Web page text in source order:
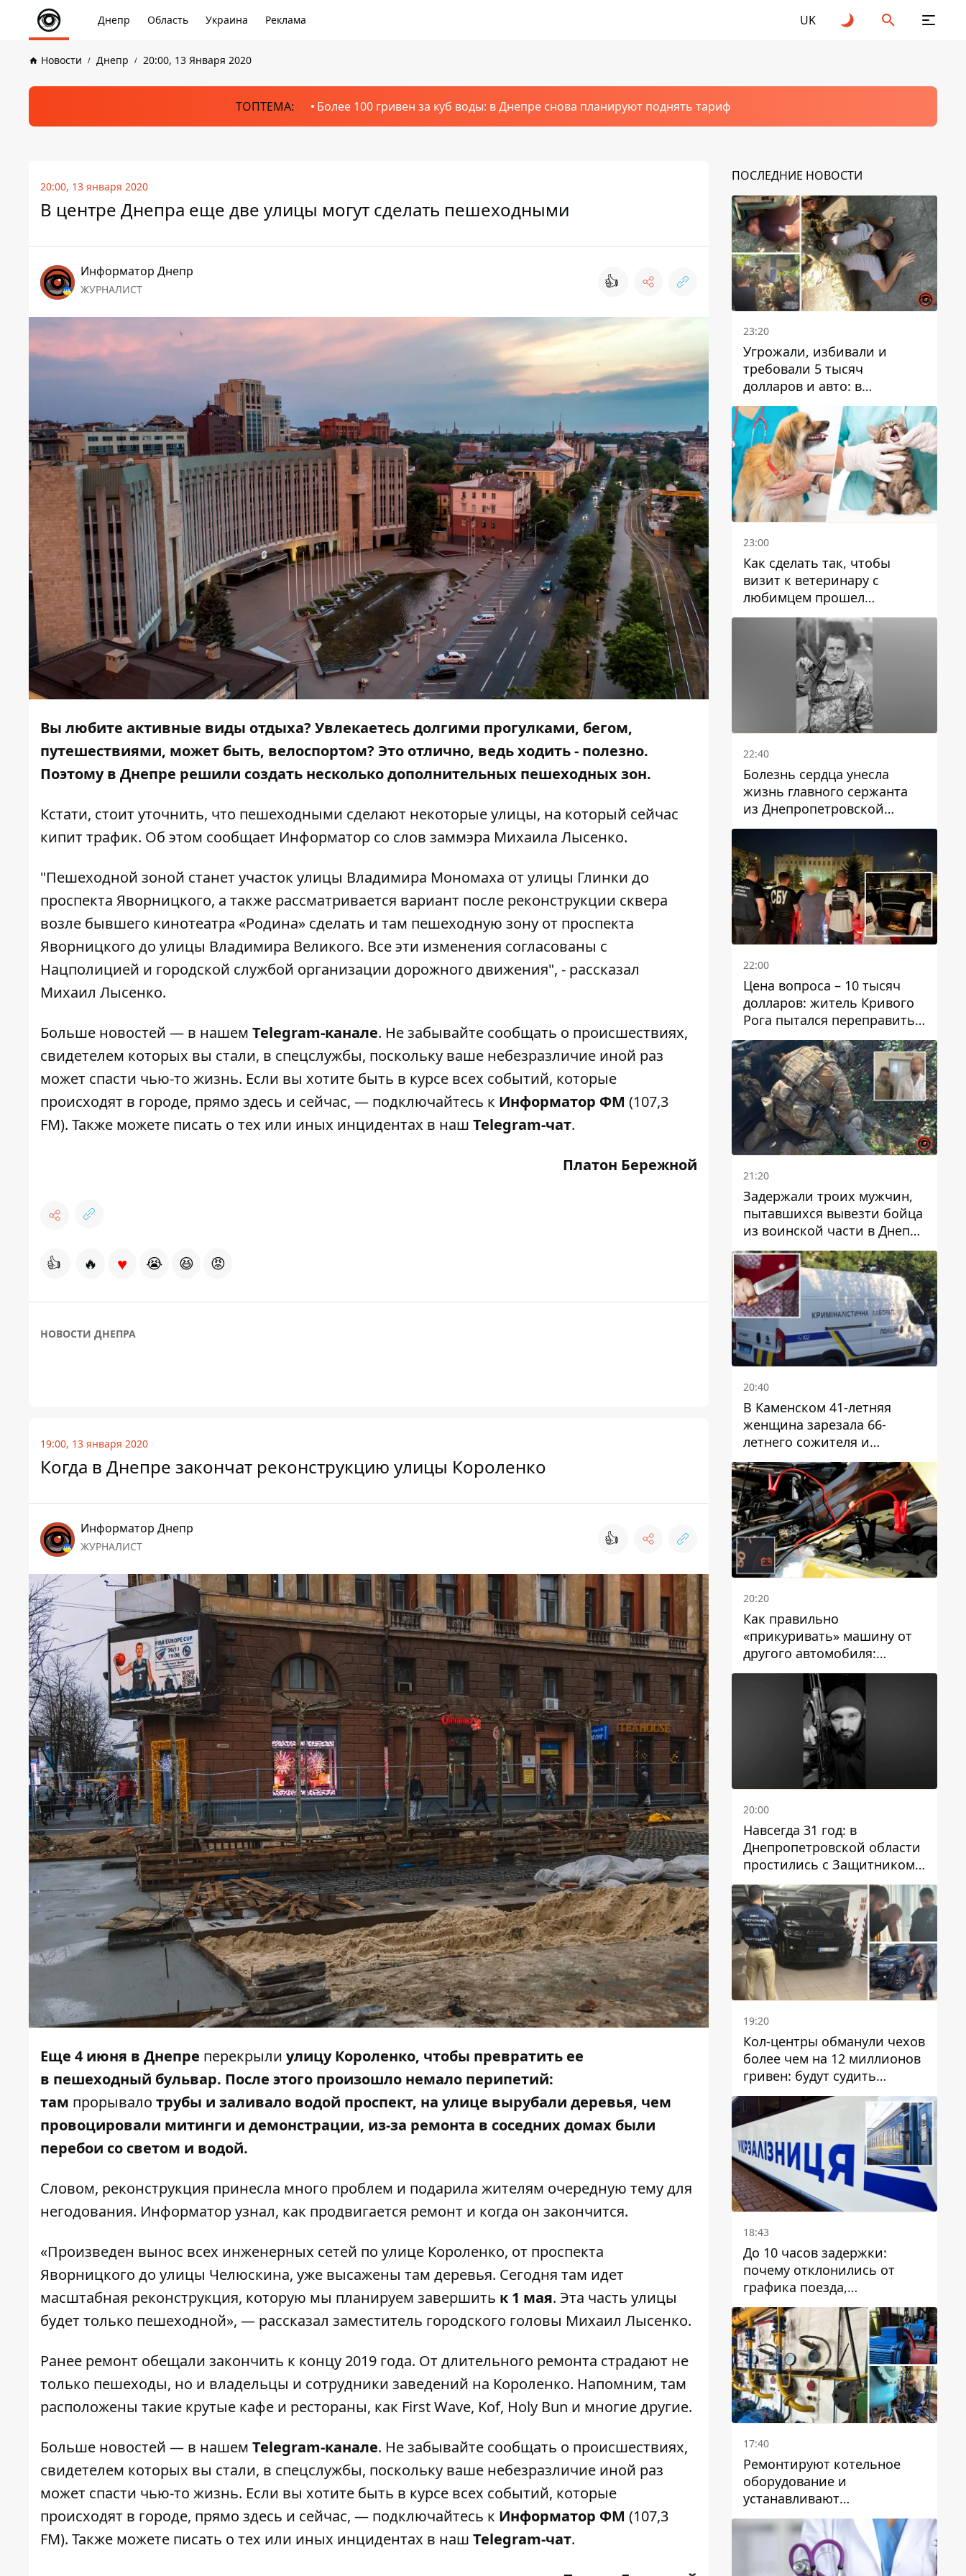
Днепр Область Украина Реклама UK
Новости Днепр 20:00, 13 Января 2020
ТОПТЕМА: Более 100 гривен за куб воды: в Днепре снова планируют поднять тариф
20:00, 13 января 2020
В центре Днепра еще две улицы могут сделать пешеходными
Информатор Днепр
ЖУРНАЛИСТ 👍
Вы любите активные виды отдыха? Увлекаетесь долгими прогулками, бегом,
путешествиями, может быть, велоспортом? Это отлично, ведь ходить - полезно.
Поэтому в Днепре решили создать несколько дополнительных пешеходных зон.
Кстати, стоит уточнить, что пешеходными сделают некоторые улицы, на который сейчас
кипит трафик. Об этом сообщает Информатор со слов заммэра Михаила Лысенко.
"Пешеходной зоной станет участок улицы Владимира Мономаха от улицы Глинки до
проспекта Яворницкого, а также рассматривается вариант после реконструкции сквера
возле бывшего кинотеатра «Родина» сделать и там пешеходную зону от проспекта
Яворницкого до улицы Владимира Великого. Все эти изменения согласованы с
Нацполицией и городской службой организации дорожного движения", - рассказал
Михаил Лысенко.
Больше новостей — в нашем Telegram-канале. Не забывайте сообщать о происшествиях,
свидетелем которых вы стали, в спецслужбы, поскольку ваше небезразличие иной раз
может спасти чью-то жизнь. Если вы хотите быть в курсе всех событий, которые
происходят в городе, прямо здесь и сейчас, — подключайтесь к Информатор ФМ (107,3
FM). Также можете писать о тех или иных инцидентах в наш Telegram-чат.
Платон Бережной
👍 🔥 ♥ 😭 😆 😡
НОВОСТИ ДНЕПРА
19:00, 13 января 2020
Когда в Днепре закончат реконструкцию улицы Короленко
Информатор Днепр
ЖУРНАЛИСТ 👍
Еще 4 июня в Днепре перекрыли улицу Короленко, чтобы превратить ее
в пешеходный бульвар. После этого произошло немало перипетий:
там прорывало трубы и заливало водой проспект, на улице вырубали деревья, чем
провоцировали митинги и демонстрации, из-за ремонта в соседних домах были
перебои со светом и водой.
Словом, реконструкция принесла много проблем и подарила жителям очередную тему для
негодования. Информаторузнал, как продвигается ремонт и когда он закончится.
«Произведен вынос всех инженерных сетей по улице Короленко, от проспекта
Яворницкого до улицы Челюскина, уже высажены там деревья. Сегодня там идет
масштабная реконструкция, которую мы планируем завершить к 1 мая. Эта часть улицы
будет только пешеходной», — рассказал заместитель городского головы Михаил Лысенко.
Ранее ремонт обещали закончить к концу 2019 года. От длительного ремонта страдают не
только пешеходы, но и владельцы и сотрудники заведений на Короленко. Напомним, там
расположены такие крутые кафе и рестораны, как First Wave, Kof, Holy Bun и многие другие.
Больше новостей — в нашем Telegram-канале. Не забывайте сообщать о происшествиях,
свидетелем которых вы стали, в спецслужбы, поскольку ваше небезразличие иной раз
может спасти чью-то жизнь. Если вы хотите быть в курсе всех событий, которые
происходят в городе, прямо здесь и сейчас, — подключайтесь к Информатор ФМ (107,3
FM). Также можете писать о тех или иных инцидентах в наш Telegram-чат.
ПОСЛЕДНИЕ НОВОСТИ
23:20
Угрожали, избивали и
требовали 5 тысяч
долларов и авто: в
Павлограде задержали двух
мужчин
23:00
Как сделать так, чтобы
визит к ветеринару с
любимцем прошел
спокойно: простые советы
22:40
Болезнь сердца унесла
жизнь главного сержанта
из Днепропетровской
области Юрия Свистуна
22:00
Цена вопроса – 10 тысяч
долларов: житель Кривого
Рога пытался переправить
мужчину в Словакию
21:20
Задержали троих мужчин,
пытавшихся вывезти бойца
из воинской части в Днепр
за 7 тысяч долларов: среди
них был врач
20:40
В Каменском 41-летняя
женщина зарезала 66-
летнего сожителя и
пыталась обмануть
полицейских
20:20
Как правильно
«прикуривать» машину от
другого автомобиля:
инструкция для водителей
20:00
Навсегда 31 год: в
Днепропетровской области
простились с Защитником
Александром Репиным
19:20
Кол-центры обманули чехов
более чем на 12 миллионов
гривен: будут судить
днепрянина,
организовавшего
транснациональную
преступную организацию
18:43
До 10 часов задержки:
почему отклонились от
графика поезда,
курсирующие через Днепр
и область
17:40
Ремонтируют котельное
оборудование и
устанавливают
генераторные установки:
как в Днепре готовятся к
отопительному сезону